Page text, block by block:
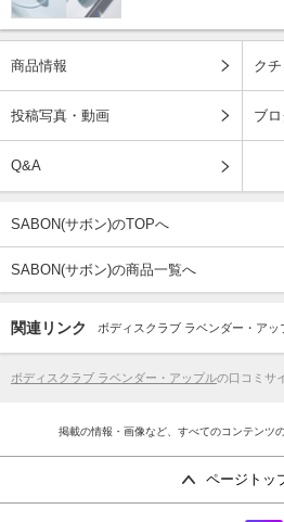
商品情報 クチ
投稿写真・動画 ブ
Q&A
SABON(サボン)のTOPへ
SABON(サボン)の商品一覧へ
関連リンク ボディスクラブ ラベンダー・アッ
ボディスクラブ ラベンダー・アップルの口コミサ
掲載の情報・画像など、すべてのコンテンツ
ページトッ